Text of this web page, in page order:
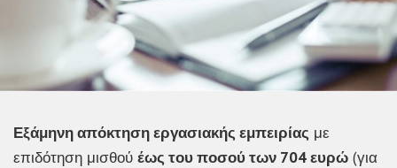
Εξάμηνη απόκτηση εργασιακής εμπειρίας με
επιδότηση μισθού έως του ποσού των 704 ευρώ (για